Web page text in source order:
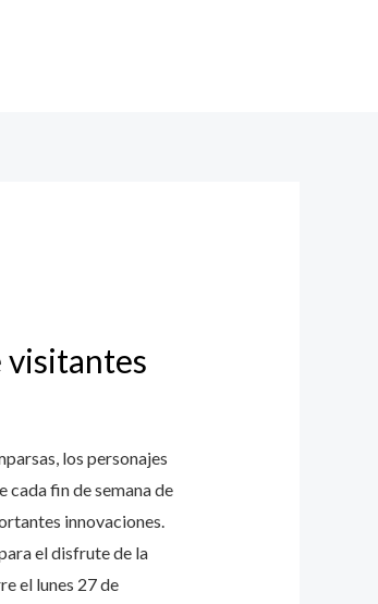
visitantes
los personajes
fin de semana de
innovaciones.
el disfrute de la
el lunes 27 de